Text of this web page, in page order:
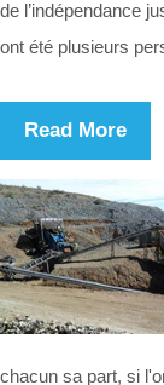
de l’indépendance
ont été plusieurs
Read More
chacun sa part, si